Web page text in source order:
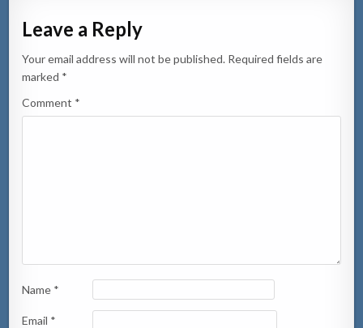
Leave a Reply
Your email address will not be published. Required fields are
marked *
Comment *
Name *
Email *